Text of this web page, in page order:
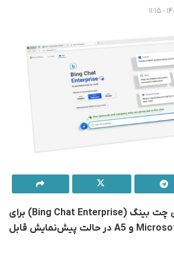
از امروز، نسخه تجاری چت بینگ (Bing Chat Enterprise) برای
مشتریان Microsoft 365 ، A3 و A5 در حالت پیش‌نمایش قابل